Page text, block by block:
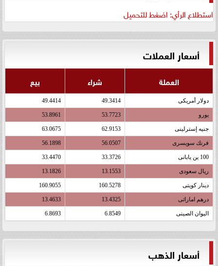
استطلاع الرأي: اضغط للتحميل
أسعار العملات
العملة شراء بيع
دولار أمريكى 49.3414
49.4414
يورو 53.7723
53.8961
جنيه إسترلينى 62.9153
63.0675
فرنك سويسرى 56.0507
56.1898
100 ين يابانى 33.3726
33.4470
ريال سعودى 13.1553
13.1826
دينار كويتى 160.5278
160.9055
درهم اماراتى 13.4325
13.4633
اليوان الصينى 6.8549
6.8693
أسعار الذهب